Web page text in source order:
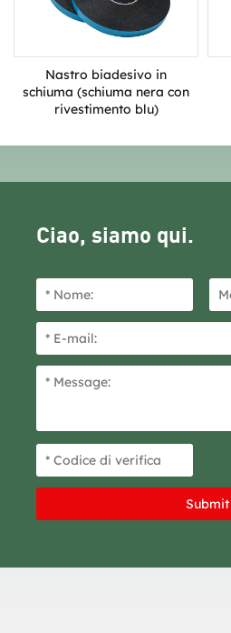
Nastro biadesivo in
schiuma (schiuma nera con
rivestimento blu)
Ciao, siamo qui.